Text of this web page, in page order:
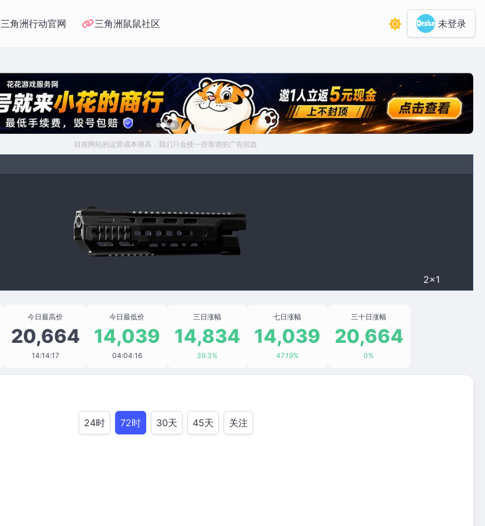
三角洲行动官网 三角洲鼠鼠社区 未登录
目前网站的运营成本很高，我们只会接一些靠谱的广告回血
2×1
今日最高价
20,664
14:14:17
今日最低价
14,039
04:04:16
三日涨幅
14,834
39.3%
七日涨幅
14,039
47.19%
三十日涨幅
20,664
0%
24时 72时 30天 45天 关注